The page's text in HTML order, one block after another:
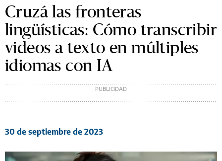
Cruzá las fronteras
lingüísticas: Cómo transcribir
videos a texto en múltiples
idiomas con IA
30 de septiembre de 2023